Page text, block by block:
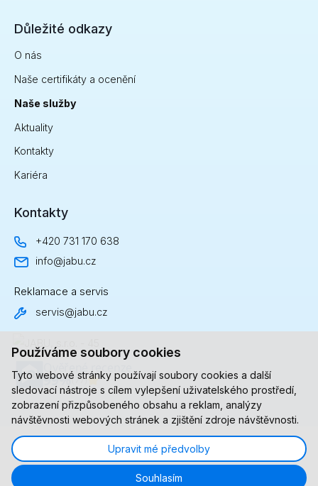
Používáme soubory cookies
Tyto webové stránky používají soubory cookies a další
sledovací nástroje s cílem vylepšení uživatelského prostředí,
zobrazení přizpůsobeného obsahu a reklam, analýzy
návštěvnosti webových stránek a zjištění zdroje návštěvnosti.
Souhlasím
Upravit mé předvolby
SLABOPROUDÉ INSTALACE
objednali kamerový systém, ale schází vám odborné
znalosti, abyste je mohli sami připojit k síti? Pak
svěřte tento úkol specialistům z JABU. Naši vyškolení
technici se nezaleknou ničeho a s elektroinstalacemi...
ZJISTIT VÍCE INFORMACÍ
Důležité odkazy
O nás
Naše certifikáty a ocenění
Naše služby
Aktuality
Kontakty
Kariéra
Kontakty
+420 731 170 638
info@jabu.cz
Reklamace a servis
servis@jabu.cz
© 2023-2026, JABU.cz All Rights Reserved.
Created by